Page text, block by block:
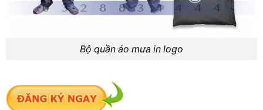
Bộ quần áo mưa in logo